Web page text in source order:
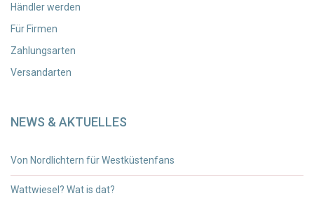
Händler werden
Für Firmen
Zahlungsarten
Versandarten
NEWS & AKTUELLES
Von Nordlichtern für Westküstenfans
Wattwiesel? Wat is dat?